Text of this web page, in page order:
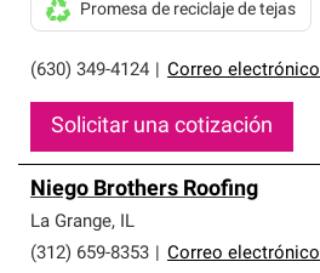
(630) 349-4124 Correo electrónico
Promesa de reciclaje de tejas
Solicitar una cotización
Niego Brothers Roofing
La Grange, IL
(312) 659-8353
Correo electrónico